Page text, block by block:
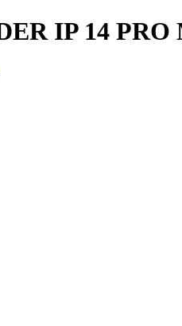
IP 14